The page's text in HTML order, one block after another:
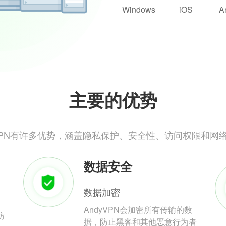
Windows iOS
主要的优势
有许多优势，涵盖隐私保护、安全性、访问权限和网
数据安全
数据加密
AndyVPN会加密所有传输的数
据，防止黑客和其他恶意行为者